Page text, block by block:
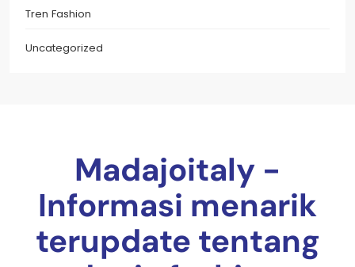
Tren Fashion
Uncategorized
Madajoitaly -
Informasi menarik
terupdate tentang